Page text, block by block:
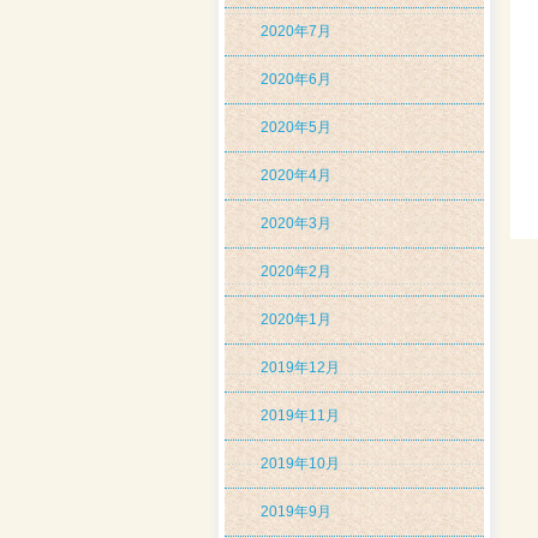
2020年7月
2020年6月
2020年5月
2020年4月
2020年3月
2020年2月
2020年1月
2019年12月
2019年11月
2019年10月
2019年9月